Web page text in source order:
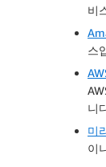
비
스
니
미
이